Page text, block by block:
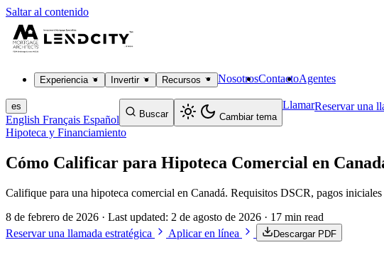
Saltar al contenido
Experiencia Invertir Recursos NosotrosContactoAgentes
es
English Français Español Buscar Cambiar tema
LlamarReservar una
Hipoteca y Financiamiento
Cómo Calificar para Hipoteca Comercial en
Califique para una hipoteca comercial en Canadá. Requisitos DSCR, pagos
8 de febrero de 2026 · Last updated: 2 de agosto de 2026 · 17 min read
Reservar una llamada estratégica
Aplicar en línea Descargar PDF